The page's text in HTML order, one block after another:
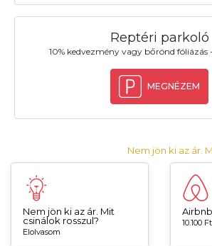
Reptéri parkoló
10% kedvezmény vagy bőrönd fóliázás
MEGNÉZEM
Nem jön ki az ár.
Nem jön ki az ár. Mit
csinálok rosszul?
Elolvasom
Airbnb
10.100